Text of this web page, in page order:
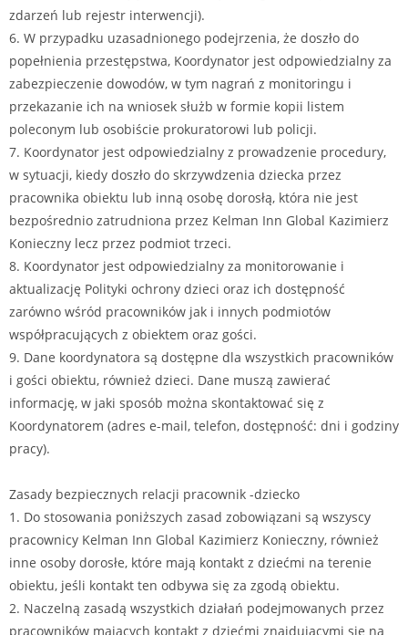
zdarzeń lub rejestr interwencji).
6. W przypadku uzasadnionego podejrzenia, że doszło do
popełnienia przestępstwa, Koordynator jest odpowiedzialny za
zabezpieczenie dowodów, w tym nagrań z monitoringu i
przekazanie ich na wniosek służb w formie kopii listem
poleconym lub osobiście prokuratorowi lub policji.
7. Koordynator jest odpowiedzialny z prowadzenie procedury,
w sytuacji, kiedy doszło do skrzywdzenia dziecka przez
pracownika obiektu lub inną osobę dorosłą, która nie jest
bezpośrednio zatrudniona przez Kelman Inn Global Kazimierz
Konieczny lecz przez podmiot trzeci.
8. Koordynator jest odpowiedzialny za monitorowanie i
aktualizację Polityki ochrony dzieci oraz ich dostępność
zarówno wśród pracowników jak i innych podmiotów
współpracujących z obiektem oraz gości.
9. Dane koordynatora są dostępne dla wszystkich pracowników
i gości obiektu, również dzieci. Dane muszą zawierać
informację, w jaki sposób można skontaktować się z
Koordynatorem (adres e-mail, telefon, dostępność: dni i godziny
pracy).
Zasady bezpiecznych relacji pracownik -dziecko
1. Do stosowania poniższych zasad zobowiązani są wszyscy
pracownicy Kelman Inn Global Kazimierz Konieczny, również
inne osoby dorosłe, które mają kontakt z dziećmi na terenie
obiektu, jeśli kontakt ten odbywa się za zgodą obiektu.
2. Naczelną zasadą wszystkich działań podejmowanych przez
pracowników mających kontakt z dziećmi znajdującymi się na